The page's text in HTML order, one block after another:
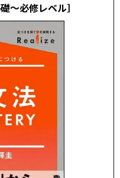
～必修レベル］